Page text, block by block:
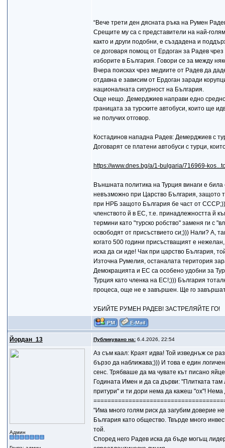
“Вече трети ден дясната ръка на Румен
Срещите му са с представители на най-
както и други подобни, е създадена и
се договаря помощ от Ердоган за Радев
изборите в България. Говори се за между
Вчера поисках чрез медиите от Радев да
отдавна е зависим от Ердоган заради
националната сигурност на България.
Още нещо. Демерджиев направи едно
границата за турските автобуси, които ще
не получих отговор.
Костадинов нападна Радев: Демерджиев с
Договарят се платени автобуси с турци,
https://www.dnes.bg/a/1-bulgaria/716969-
Външната политика на Турция винаги е
невъзможно при Царство България, защото
при НРБ защото България бе част от
членството й в ЕС, т.е. принадлежността й
термини като "турско робство" заменя ги с
освободят от присъствието си;))) Нали? А,
когато 500 години присъстващият е
иска да си иде! Чак при царство България,
Източна Румелия, останалата територия
Демокрацията и ЕС са особено удобни за
Турция като членка на ЕС!;))) България
процеса, още не е завършен. Ще го
УБИЙТЕ РУМЕН РАДЕВ! ЗАСТРЕЛЯЙТЕ ГО!
Йордан_13 Публикувано на:6.4.2026, 22:54
Админ
Аз съм каал: Краят идва! Той изведнъж се
бързо да наближава;))) И това е един
сенс. Трябваше да ма чувате кът писано
Годината Имен и да са дърви: "Плитката
притури" и ти дори нема да кажеш "ох"! Нема
"Има много голям риск да загубим доверие
България като общество. Твърде много
той.
Според него Радев иска да бъде могъщ